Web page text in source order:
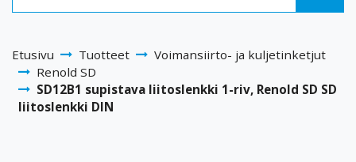
Etusivu Tuotteet
Voimansiirto- ja kuljetinketjut
Renold SD
SD12B1 supistava liitoslenkki 1-riv, Renold SD SD
liitoslenkki DIN